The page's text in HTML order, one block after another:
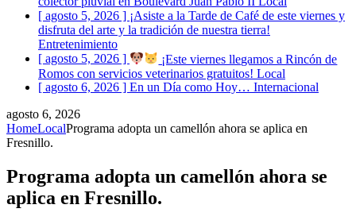
[ agosto 5, 2026 ] ¡Asiste a la Tarde de Café de este viernes y
disfruta del arte y la tradición de nuestra tierra!
Entretenimiento
[ agosto 5, 2026 ]
¡Este viernes llegamos a Rincón de
Romos con servicios veterinarios gratuitos! Local
[ agosto 6, 2026 ] En un Día como Hoy… Internacional
agosto 6, 2026
HomeLocalPrograma adopta un camellón ahora se aplica en
Fresnillo.
Programa adopta un camellón ahora se
aplica en Fresnillo.